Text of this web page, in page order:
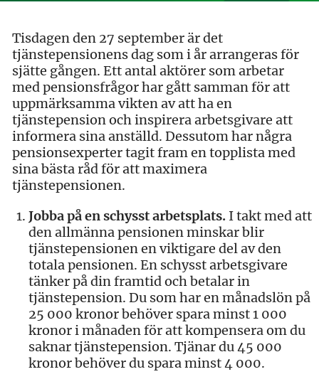
Tisdagen den 27 september är det
tjänstepensionens dag som i år arrangeras för
sjätte gången. Ett antal aktörer som arbetar
med pensionsfrågor har gått samman för att
uppmärksamma vikten av att ha en
tjänstepension och inspirera arbetsgivare att
informera sina anställd. Dessutom har några
pensionsexperter tagit fram en topplista med
sina bästa råd för att maximera
tjänstepensionen.
Jobba på en schysst arbetsplats. I takt med att
den allmänna pensionen minskar blir
tjänstepensionen en viktigare del av den
totala pensionen. En schysst arbetsgivare
tänker på din framtid och betalar in
tjänstepension. Du som har en månadslön på
25 000 kronor behöver spara minst 1 000
kronor i månaden för att kompensera om du
saknar tjänstepension. Tjänar du 45 000
kronor behöver du spara minst 4 000.